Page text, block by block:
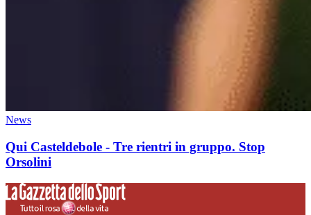
News
Qui Casteldebole - Tre rientri in gruppo. Stop
Orsolini